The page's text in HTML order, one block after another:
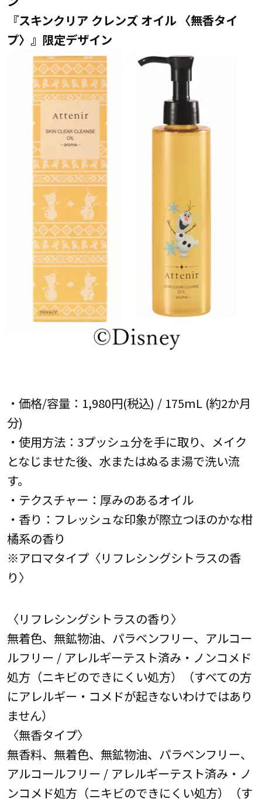
『スキンクリア クレンズ オイル 〈無香タイ
プ〉』限定デザイン
・価格/容量：1,980円(税込) / 175mL (約2か月
分)
・使用方法：3プッシュ分を手に取り、メイク
となじませた後、水またはぬるま湯で洗い流
す。
・テクスチャー：厚みのあるオイル
・香り：フレッシュな印象が際立つほのかな柑
橘系の香り
※アロマタイプ〈リフレシングシトラスの香
り〉
〈リフレシングシトラスの香り〉
無着色、無鉱物油、パラベンフリー、アルコー
ルフリー / アレルギーテスト済み・ノンコメド
処方（ニキビのできにくい処方）（すべての方
にアレルギー・コメドが起きないわけではあり
ません）
〈無香タイプ〉
無香料、無着色、無鉱物油、パラベンフリー、
アルコールフリー / アレルギーテスト済み・ノ
ンコメド処方（ニキビのできにくい処方）（す